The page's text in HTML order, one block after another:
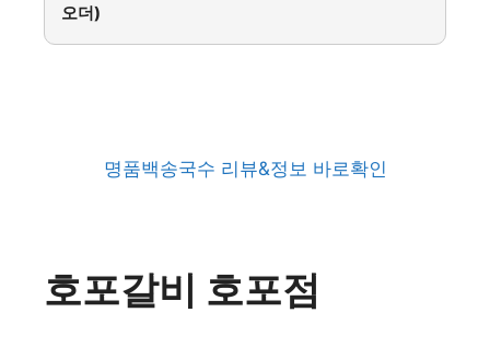
오더)
명품백송국수 리뷰&정보 바로확인
호포갈비 호포점